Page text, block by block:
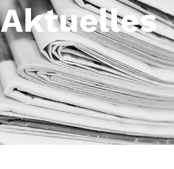
Aktuelles